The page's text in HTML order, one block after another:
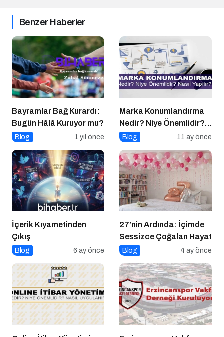
Benzer Haberler
Bayramlar Bağ Kurardı:
Bugün Hâlâ Kuruyor mu?
Blog 1 yıl önce
Marka Konumlandırma
Nedir? Niye Önemlidir?
Nasıl Yapılır?
Blog 11 ay önce
İçerik Kıyametinden
Çıkış
Blog 6 ay önce
27’nin Ardında: İçimde
Sessizce Çoğalan Hayat
Blog 4 ay önce